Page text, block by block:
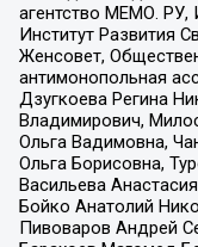
агентство МЕМО. РУ,
Институт Развития
Женсовет,
антимонопольная
Дзугкоева Регина
Владимирович,
Ольга Вадимовна,
Ольга Борисовна,
Васильева
Бойко Анатолий
Пивоваров Андрей